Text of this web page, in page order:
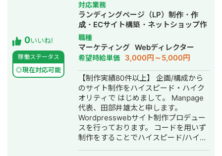
0いいね!
稼働ステータス
◎現在対応可能
対応業務
ランディングページ（LP）制作・作
成・ECサイト構築・ネットショップ作
成代行・SNS運用代行・ホームページ
制作・作成・動画制作・動画編集・営
業代行
職種
マーケティング Webディレクター
希望時給単価 3,000円～5,000円
【制作実績80件以上】 企画/構成から
のサイト制作をハイスピード・ハイク
オリティで はじめまして。 Manpage
代表、田部井雄太と申します。
Wordpresswebサイト制作プロデュー
スを行っております。 コードを用いず
制作をすることでハイスピード/ハイク